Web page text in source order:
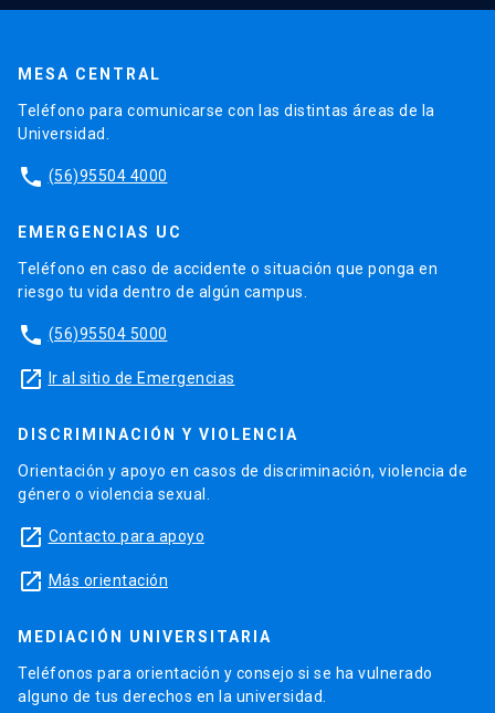
MESA CENTRAL
Teléfono para comunicarse con las distintas áreas de la
Universidad.
phone (56)95504 4000
EMERGENCIAS UC
Teléfono en caso de accidente o situación que ponga en
riesgo tu vida dentro de algún campus.
phone (56)95504 5000
launch Ir al sitio de Emergencias
DISCRIMINACIÓN Y VIOLENCIA
Orientación y apoyo en casos de discriminación, violencia de
género o violencia sexual.
launch Contacto para apoyo
launch Más orientación
MEDIACIÓN UNIVERSITARIA
Teléfonos para orientación y consejo si se ha vulnerado
alguno de tus derechos en la universidad.